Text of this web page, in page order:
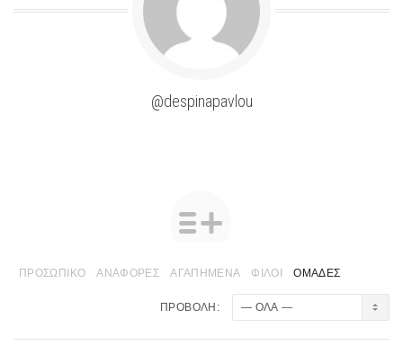
@despinapavlou
ΠΡΟΣΩΠΙΚΌ ΑΝΑΦΟΡΈΣ ΑΓΑΠΗΜΈΝΑ ΦΊΛΟΙ ΟΜΆΔΕΣ
ΠΡΟΒΟΛΉ: